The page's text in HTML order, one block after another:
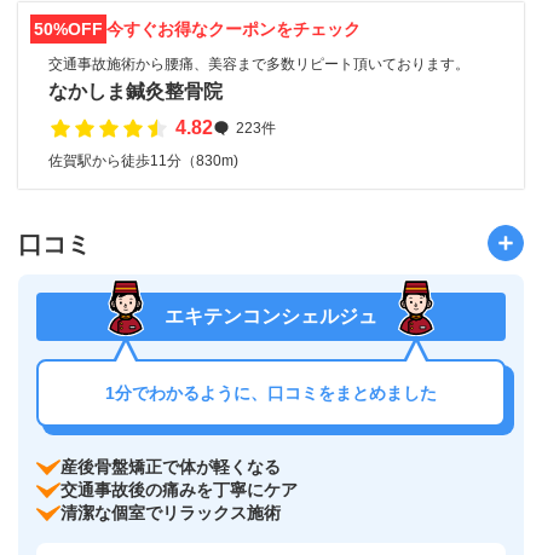
50%OFF 今すぐお得なクーポンをチェック
交通事故施術から腰痛、美容まで多数リピート頂いております。
なかしま鍼灸整骨院
4.82
223件
佐賀駅から徒歩11分（830m)
口コミ
エキテンコンシェルジュ
1分でわかるように、口コミをまとめました
産後骨盤矯正で体が軽くなる
交通事故後の痛みを丁寧にケア
清潔な個室でリラックス施術